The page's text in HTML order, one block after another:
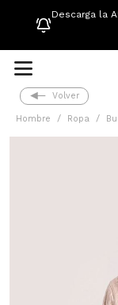
Descarga la
Volver
Hombre Ropa